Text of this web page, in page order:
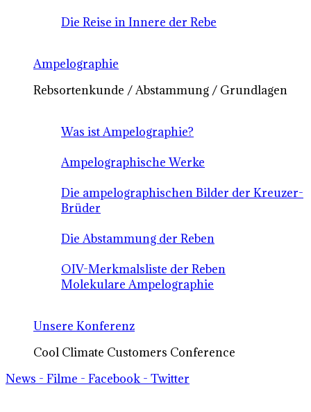
Die Reise in Innere der Rebe
Ampelographie
Rebsortenkunde / Abstammung / Grundlagen
Was ist Ampelographie?
Ampelographische Werke
Die ampelographischen Bilder der Kreuzer-
Brüder
Die Abstammung der Reben
OIV-Merkmalsliste der Reben
Molekulare Ampelographie
Unsere Konferenz
Cool Climate Customers Conference
News - Filme - Facebook - Twitter